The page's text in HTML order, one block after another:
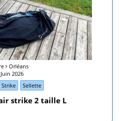
Orléans
2026
Strike Sellette
strike 2 taille L